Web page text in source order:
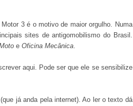
3 é o motivo de maior orgulho. Numa
sites de antigomobilismo do Brasil.
e Oficina Mecânica.
aqui. Pode ser que ele se sensibilize
já anda pela internet). Ao ler o texto dá